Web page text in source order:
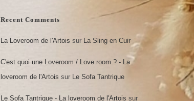
Recent Comments
La Loveroom de l'Artois sur La Sling en Cuir
C'est quoi une Loveroom / Love room ? - La
loveroom de l'Artois sur Le Sofa Tantrique
Le Sofa Tantrique - La loveroom de l'Artois sur